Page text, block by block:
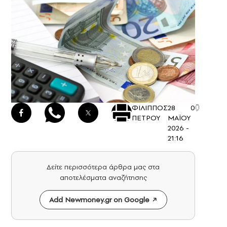
ΦΙΛΙΠΠΟΣ
ΠΕΤΡΟΥ
28
ΜΑΪΟΥ
2026 -
21:16
0
Δείτε περισσότερα άρθρα μας στα
αποτελέσματα αναζήτησης
Add Newmoney.gr on Google